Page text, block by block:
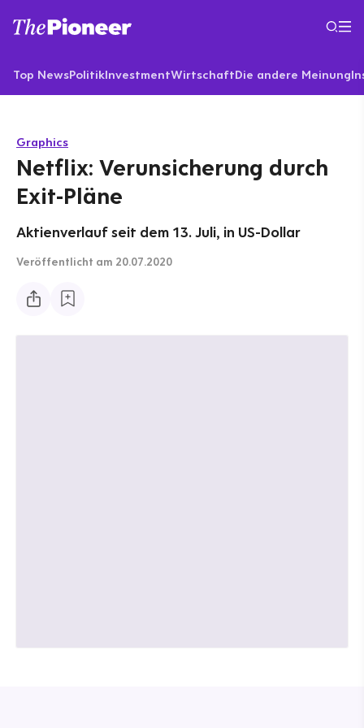
Top NewsPolitikInvestmentWirtschaftDie andere Meinung
Graphics
Netflix: Verunsicherung durch
Exit-Pläne
Aktienverlauf seit dem 13. Juli, in US-Dollar
Veröffentlicht am 20.07.2020